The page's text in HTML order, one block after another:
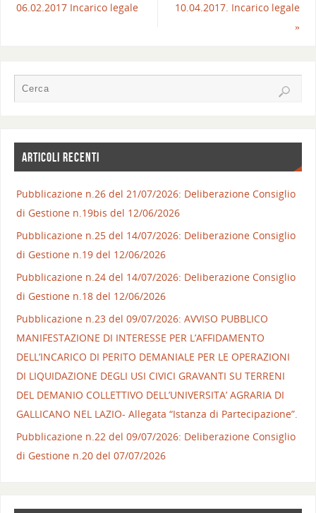
06.02.2017 Incarico legale
10.04.2017. Incarico legale
»
ARTICOLI RECENTI
Pubblicazione n.26 del 21/07/2026: Deliberazione Consiglio
di Gestione n.19bis del 12/06/2026
Pubblicazione n.25 del 14/07/2026: Deliberazione Consiglio
di Gestione n.19 del 12/06/2026
Pubblicazione n.24 del 14/07/2026: Deliberazione Consiglio
di Gestione n.18 del 12/06/2026
Pubblicazione n.23 del 09/07/2026: AVVISO PUBBLICO
MANIFESTAZIONE DI INTERESSE PER L’AFFIDAMENTO
DELL’INCARICO DI PERITO DEMANIALE PER LE OPERAZIONI
DI LIQUIDAZIONE DEGLI USI CIVICI GRAVANTI SU TERRENI
DEL DEMANIO COLLETTIVO DELL’UNIVERSITA’ AGRARIA DI
GALLICANO NEL LAZIO- Allegata “Istanza di Partecipazione”.
Pubblicazione n.22 del 09/07/2026: Deliberazione Consiglio
di Gestione n.20 del 07/07/2026